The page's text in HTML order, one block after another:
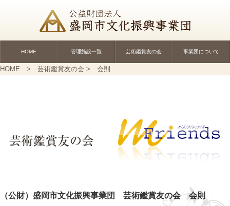
HOME 管理施設一覧 芸術鑑賞友の会 事業団について
HOME > 芸術鑑賞友の会 > 会則
（公財）盛岡市文化振興事業団 芸術鑑賞友の会 会則